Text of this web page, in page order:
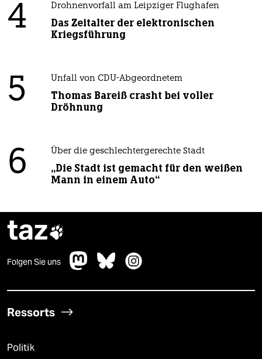
4 Drohnenvorfall am Leipziger Flughafen
Das Zeitalter der elektronischen
Kriegsführung
5 Unfall von CDU-Abgeordnetem
Thomas Bareiß crasht bei voller
Dröhnung
6 Über die geschlechtergerechte Stadt
„Die Stadt ist gemacht für den weißen
Mann in einem Auto“
taz
Folgen Sie uns
Ressorts
Politik